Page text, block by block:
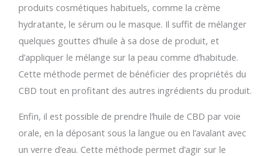
produits cosmétiques habituels, comme la crème
hydratante, le sérum ou le masque. Il suffit de mélanger
quelques gouttes d’huile à sa dose de produit, et
d’appliquer le mélange sur la peau comme d’habitude.
Cette méthode permet de bénéficier des propriétés du
CBD tout en profitant des autres ingrédients du produit.
Enfin, il est possible de prendre l’huile de CBD par voie
orale, en la déposant sous la langue ou en l’avalant avec
un verre d’eau. Cette méthode permet d’agir sur le